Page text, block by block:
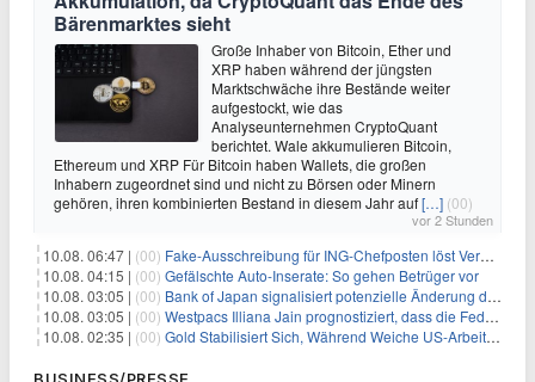
Bärenmarktes sieht
Große Inhaber von Bitcoin, Ether und
XRP haben während der jüngsten
Marktschwäche ihre Bestände weiter
aufgestockt, wie das
Analyseunternehmen CryptoQuant
berichtet. Wale akkumulieren Bitcoin,
Ethereum und XRP Für Bitcoin haben Wallets, die großen
Inhabern zugeordnet sind und nicht zu Börsen oder Minern
gehören, ihren kombinierten Bestand in diesem Jahr auf[…] (00)
vor 2 Stunden
10.08. 06:47 | (00) Fake-Ausschreibung für ING-Chefposten löst Verwirrung aus
10.08. 04:15 | (00) Gefälschte Auto-Inserate: So gehen Betrüger vor
10.08. 03:05 | (00) Bank of Japan signalisiert potenzielle Änderung der Zinspolitik angesichts von Inflationsbedenken
10.08. 03:05 | (00) Westpacs Illiana Jain prognostiziert, dass die Fed die Zinssätze nach dem Arbeitsmarktbericht stabil halten wird
10.08. 02:35 | (00) Gold Stabilisiert Sich, Während Weiche US-Arbeitsmarktdaten Zinsängste Lindern